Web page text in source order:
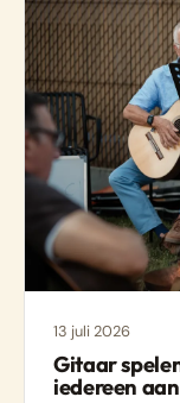
13 juli 2026
Gitaar
iedereen